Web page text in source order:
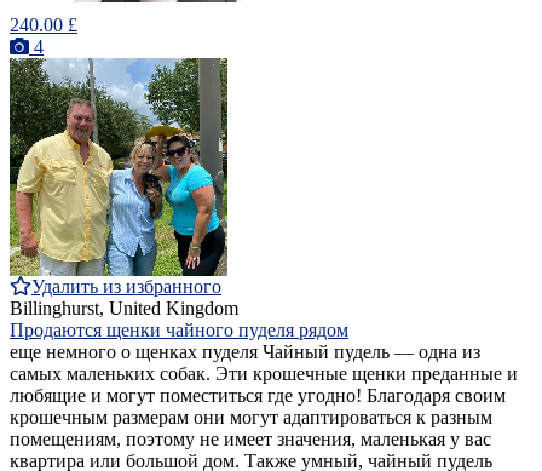
240.00 £
4
Удалить из избранного
Billinghurst, United Kingdom
Продаются щенки чайного пуделя рядом
еще немного о щенках пуделя Чайный пудель — одна из
самых маленьких собак. Эти крошечные щенки преданные и
любящие и могут поместиться где угодно! Благодаря своим
крошечным размерам они могут адаптироваться к разным
помещениям, поэтому не имеет значения, маленькая у вас
квартира или большой дом. Также умный, чайный пудель